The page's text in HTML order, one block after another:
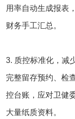
用率自动生成报表
财务手工汇总。
3. 质控标准化，减
完整留存预约、检
控台账，应对卫健
大量纸质资料。